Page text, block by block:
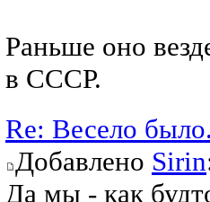
Раньше оно
в СССР.
Re: Весело
Добавлено Sirin
Да мы - как